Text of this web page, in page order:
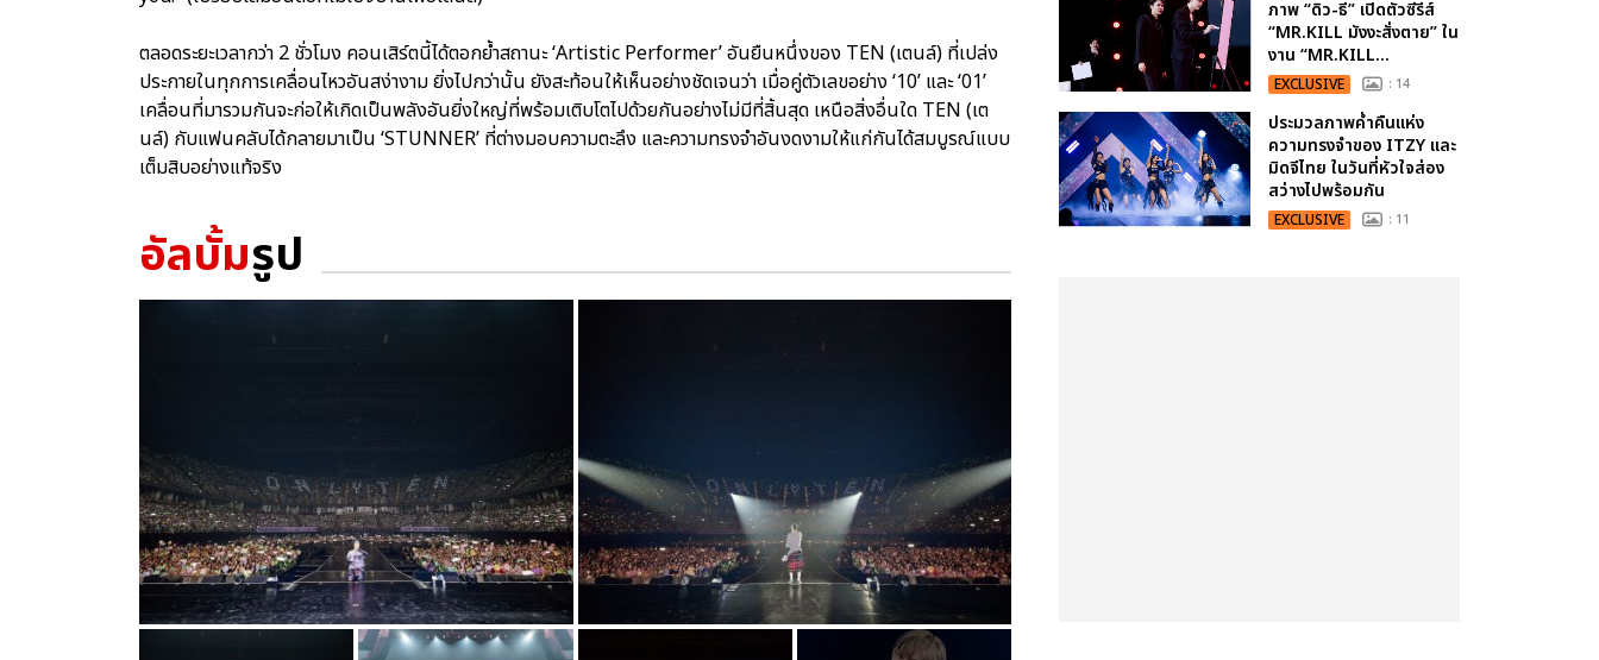
ตลอดระยะเวลากว่า 2 ชั่วโมง คอนเสิร์ตนี้ได้ตอกย้ำสถานะ ‘Artistic Performer’ อันยืนหนึ่งของ TEN (เตนล์) ที่เปล่ง
ประกายในทุกการเคลื่อนไหวอันสง่างาม ยิ่งไปกว่านั้น ยังสะท้อนให้เห็นอย่างชัดเจนว่า เมื่อคู่ตัวเลขอย่าง ‘10’ และ ‘01’
เคลื่อนที่มารวมกันจะก่อให้เกิดเป็นพลังอันยิ่งใหญ่ที่พร้อมเติบโตไปด้วยกันอย่างไม่มีที่สิ้นสุด เหนือสิ่งอื่นใด TEN (เต
นล์) กับแฟนคลับได้กลายมาเป็น ‘STUNNER’ ที่ต่างมอบความตะลึง และความทรงจำอันงดงามให้แก่กันได้สมบูรณ์แบบ
เต็มสิบอย่างแท้จริง
อัลบั้มรูป
ภาพ “ดิว-ธี” เปิดตัวซีรีส์
“MR.KILL มังงะสั่งตาย” ใน
งาน “MR.KILL...
EXCLUSIVE : 14
ประมวลภาพค่ำคืนแห่ง
ความทรงจำของ ITZY และ
มิดจีไทย ในวันที่หัวใจส่อง
สว่างไปพร้อมกัน
EXCLUSIVE : 11